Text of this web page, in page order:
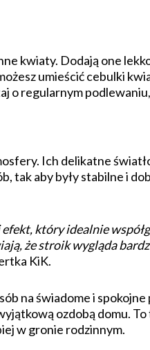
kwiaty. Dodają one
umieścić cebulki
o regularnym
Ich delikatne
tak aby były stabilne i
który idealnie
że stroik wygląda
KiK.
na świadome i
ozdobą domu. To
w gronie rodzinnym.